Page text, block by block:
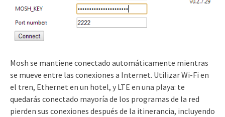
Mosh se mantiene conectado automáticamente mientras
se mueve entre las conexiones a Internet. Utilizar Wi-Fi en
el tren, Ethernet en un hotel, y LTE en una playa: te
quedarás conectado mayoría de los programas de la red
pierden sus conexiones después de la itinerancia, incluyendo